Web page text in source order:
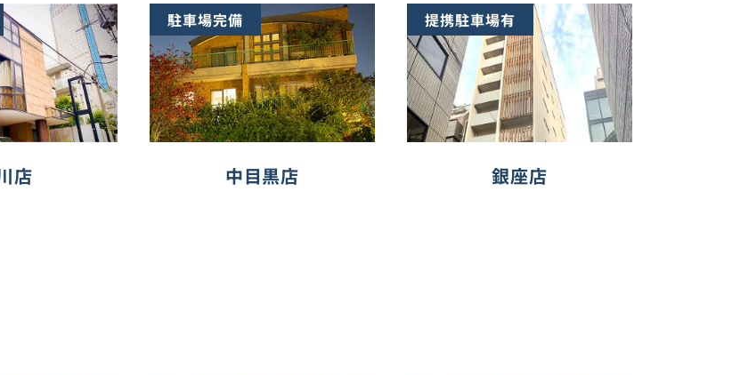
店
駐車場完備
中目黒店
提携駐車場有
銀座店